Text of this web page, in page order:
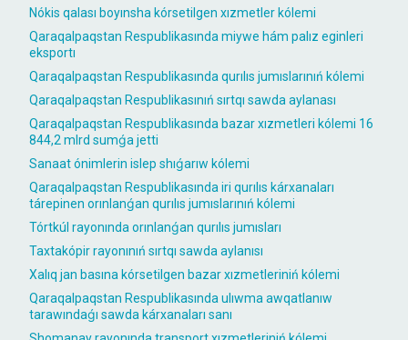
Nókis qalası boyınsha kórsetilgen xızmetler kólemi
Qaraqalpaqstan Respublikasında miywe hám palız eginleri
eksportı
Qaraqalpaqstan Respublikasında qurılıs jumıslarınıń kólemi
Qaraqalpaqstan Respublikasınıń sırtqı sawda aylanası
Qaraqalpaqstan Respublikasında bazar xızmetleri kólemi 16
844,2 mlrd sumǵa jetti
Sanaat ónimlerin islep shıǵarıw kólemi
Qaraqalpaqstan Respublikasında iri qurılıs kárxanaları
tárepinen orınlanǵan qurılıs jumıslarınıń kólemi
Tórtkúl rayonında orınlanǵan qurılıs jumısları
Taxtakópir rayonınıń sırtqı sawda aylanısı
Xalıq jan basına kórsetilgen bazar xızmetleriniń kólemi
Qaraqalpaqstan Respublikasında ulıwma awqatlanıw
tarawındaǵı sawda kárxanaları sanı